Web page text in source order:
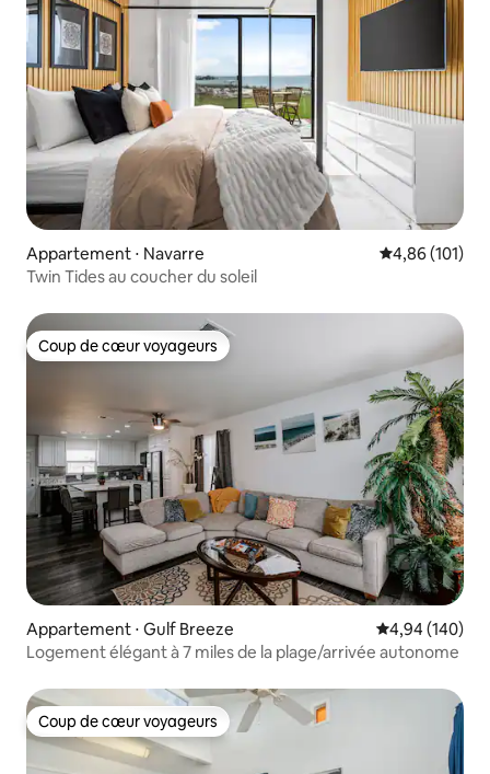
Appartement ⋅ Navarre Évaluation
4,86 (101)
Twin Tides au coucher du soleil
Coup de cœur voyageurs
Coup de cœur voyageurs
Appartement ⋅ Gulf Breeze Évaluation
4,94 (140)
Logement élégant à 7 miles de la plage/arrivée autonome
Coup de cœur voyageurs
Coup de cœur voyageurs